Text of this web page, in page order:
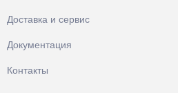
Доставка и сервис
Документация
Контакты